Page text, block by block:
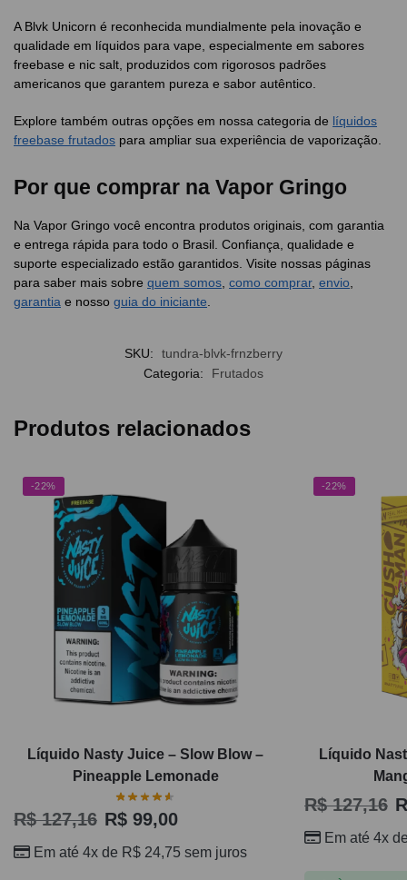
A Blvk Unicorn é reconhecida mundialmente pela inovação e
qualidade em líquidos para vape, especialmente em sabores
freebase e nic salt, produzidos com rigorosos padrões
americanos que garantem pureza e sabor autêntico.
Explore também outras opções em nossa categoria de líquidos
freebase frutados para ampliar sua experiência de vaporização.
Por que comprar na Vapor Gringo
Na Vapor Gringo você encontra produtos originais, com garantia
e entrega rápida para todo o Brasil. Confiança, qualidade e
suporte especializado estão garantidos. Visite nossas páginas
para saber mais sobre quem somos como comprar, envio
garantia e nosso guia do iniciante
SKU:
tundra-blvk-frnzberry
Categoria:
Frutados
Produtos relacionados
-22%
Líquido Nasty Juice – Slow Blow –
Pineapple Lemonade
R$127,16 R$ 99,00
Em até 4x de R$ 24,75 sem juros
-22%
Líquido
R$127,16
Em até 4x